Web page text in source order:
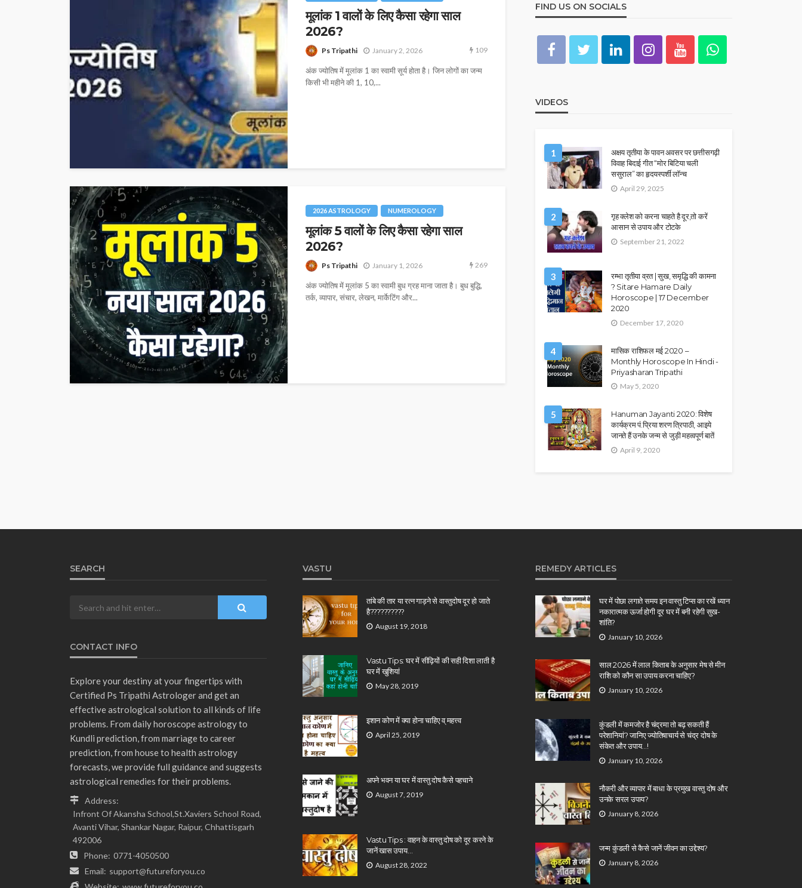
मूलांक 1 वालों के लिए कैसा रहेगा साल
2026?
Ps Tripathi January 2, 2026 109
अंक ज्योतिष में मूलांक 1 का स्वामी सूर्य होता है। जिन लोगों का जन्म
किसी भी महीने की 1, 10,...
2026 ASTROLOGY NUMEROLOGY
मूलांक 5 वालों के लिए कैसा रहेगा साल
2026?
Ps Tripathi January 1, 2026 269
अंक ज्योतिष में मूलांक 5 का स्वामी बुध ग्रह माना जाता है। बुध बुद्धि,
तर्क, व्यापार, संचार, लेखन, मार्केटिंग और...
FIND US ON SOCIALS
VIDEOS
1
अक्षय तृतीया के पावन अवसर पर छत्तीसगढ़ी
विवाह बिदाई गीत “मोर बिटिया चली
ससुराल” का हृदयस्पर्शी लॉन्च
April 29, 2025
2
गृह क्लेश को करना चाहते है दूर,तो करें
आसान से उपाय और टोटके
September 21, 2022
3
रम्भा तृतीया व्रत | सुख, समृद्धि की कामना
? Sitare Hamare Daily
Horoscope | 17 December
2020
December 17, 2020
4
मासिक राशिफल मई 2020 –
Monthly Horoscope In Hindi -
Priyasharan Tripathi
May 5, 2020
5
Hanuman Jayanti 2020: विशेष
कार्यक्रम पं.प्रिया शरण त्रिपाठी, आइये
जानते हैं उनके जन्म से जुड़ी महत्वपूर्ण बातें
April 9, 2020
SEARCH
CONTACT INFO
Explore your destiny at your fingertips with
Certified Ps Tripathi Astrologer and get an
effective astrological solution to all kinds of life
problems. From daily horoscope astrology to
Kundli prediction, from marriage to career
prediction, from house to health astrology
forecasts, we provide full guidance and suggests
astrological remedies for their problems.
Address:
Infront Of Akansha School,St.Xaviers School Road,
Avanti Vihar, Shankar Nagar, Raipur, Chhattisgarh
492006
Phone: 0771-4050500
Email: support@futureforyou.co
VASTU
तांबे की तार या रत्न गाड़ने से वास्तुदोष दूर हो जाते
है??????????
August 19, 2018
Vastu Tips: घर में सीढ़ियों की सही दिशा लाती है
घर में खुशियां
May 28, 2019
इशान कोण में क्या होना चाहिए व् महत्त्व
April 25, 2019
अपने भवन या घर में वास्तु दोष कैसे पहचाने
August 7, 2019
Vastu Tips : वाहन के वास्तु दोष को दूर करने के
जानें खास उपाय…
August 28, 2022
REMEDY ARTICLES
घर में पोछा लगाते समय इन वास्तु टिप्स का रखें ध्यान
नकारात्मक ऊर्जा होगी दूर घर में बनी रहेगी सुख-
शांति?
January 10, 2026
साल 2026 में लाल किताब के अनुसार मेष से मीन
राशि को कौन सा उपाय करना चाहिए?
January 10, 2026
कुंडली में कमजोर है चंद्रमा तो बढ़ सकती हैं
परेशानियां? जानिए ज्योतिषाचार्य से चंद्र दोष के
संकेत और उपाय…!
January 10, 2026
नौकरी और व्यापार में बाधा के प्रमुख वास्तु दोष और
उनके सरल उपाय?
January 8, 2026
जन्म कुंडली से कैसे जानें जीवन का उद्देश्य?
January 8, 2026